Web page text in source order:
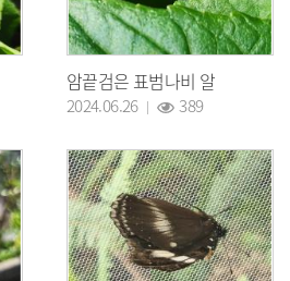
암끝검은 표범나비 알
2024.06.26 389